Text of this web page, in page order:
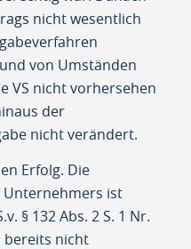
nicht wesentlich
von Umständen
VS nicht vorhersehen
der
nicht verändert.
Erfolg. Die
Unternehmers ist
§ 132 Abs. 2 S. 1 Nr.
bereits nicht